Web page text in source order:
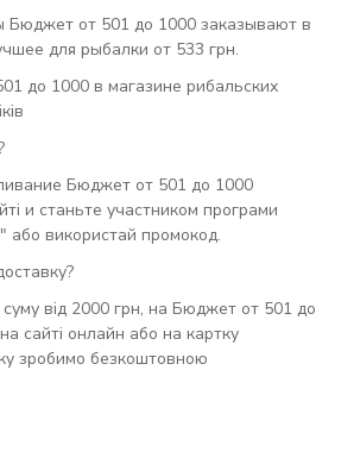
Бюджет от 501 до 1000 заказывают в
для рыбалки от 533 грн.
до 1000 в магазине рибальских
Бюджет от 501 до 1000
и станьте участником програми
використай промокод.
від 2000 грн, на Бюджет от 501 до
сайті онлайн або на картку
зробимо безкоштовною